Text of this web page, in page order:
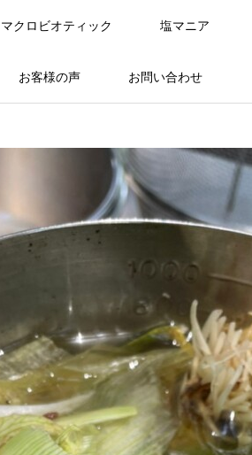
マクロビオティック 塩マニア
お客様の声 お問い合わせ